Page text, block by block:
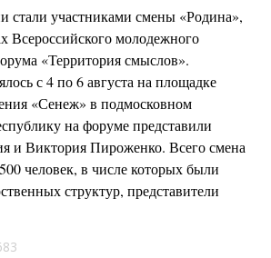
стали участниками смены «Родина»,
Всероссийского молодежного
«Территория смыслов».
с 4 по 6 августа на площадке
«Сенеж» в подмосковном
на форуме представили
и Виктория Пироженко. Всего смена
человек, в числе которых были
структур, представители